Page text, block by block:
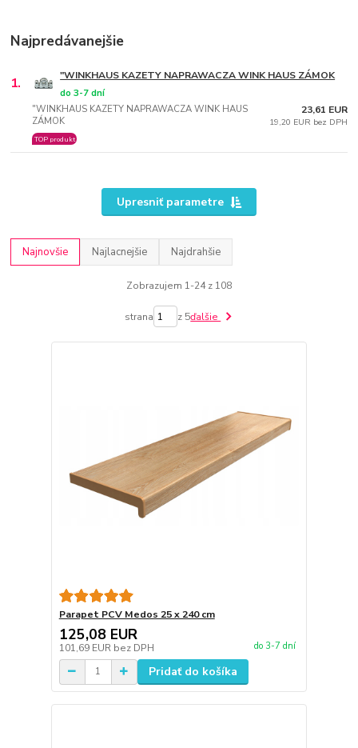
Najpredávanejšie
1. "WINKHAUS KAZETY NAPRAWACZA WINK HAUS ZÁMOK
"WINKHAUS KAZETY NAPRAWACZA WINK HAUS
ZÁMOK
do 3-7 dní
TOP produkt
23,61 EUR
19,20 EUR bez DPH
Upresniť parametre
Najnovšie Najlacnejšie Najdrahšie
Zobrazujem 1-24 z 108
strana z 5ďalšie
Parapet PCV Medos 25 x 240 cm
125,08 EUR
101,69 EUR bez DPH do 3-7 dní
Pridať do košíka